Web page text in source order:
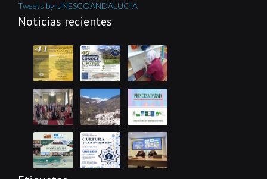
Tweets by UNESCOANDALUCIA
Noticias recientes